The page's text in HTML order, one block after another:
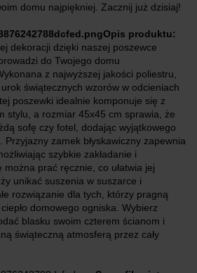
domu najpiękniej. Zacznij już dzisiaj!
Opis produktu:
dekoracji dzięki naszej poszewce
do Twojego domu
z najwyższej jakości poliestru,
świątecznych wzorów w odcieniach
poszewki idealnie komponuje się z
stylu, a rozmiar 45x45 cm sprawia, że
sofę czy fotel, dodając wyjątkowego
zamek błyskawiczny zapewnia
szybkie zakładanie i
prać ręcznie, co ułatwia jej
unikać suszenia w suszarce i
rozwiązanie dla tych, którzy pragną
domowego ogniska. Wybierz
blasku swoim czterem ścianom i
świąteczną atmosferą przez cały